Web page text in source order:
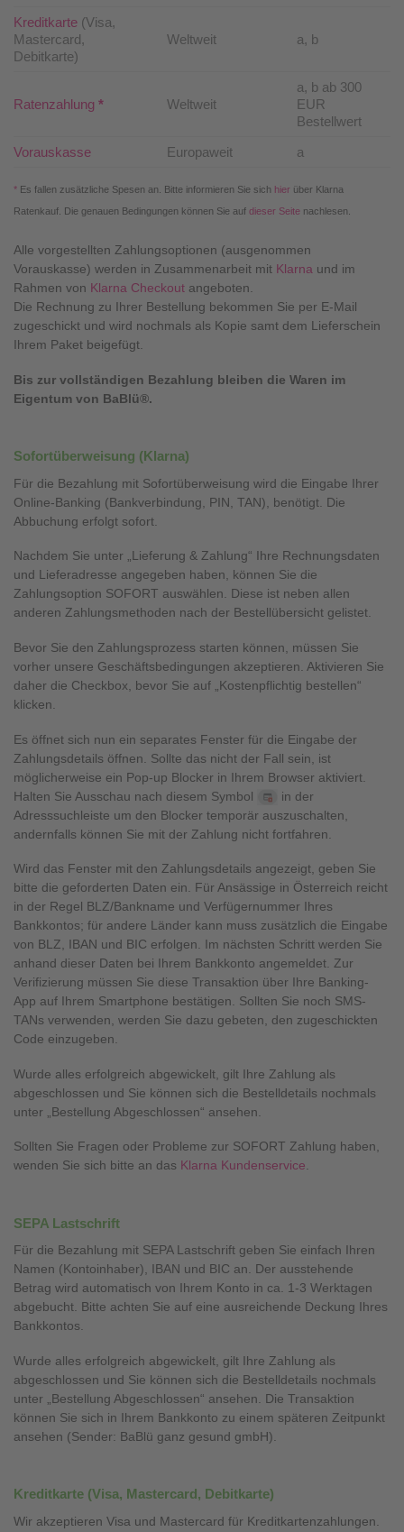
Kreditkarte (Visa,
Mastercard,
Debitkarte)
Weltweit a, b
Ratenzahlung * Weltweit
a, b ab 300
EUR
Bestellwert
Vorauskasse
Europaweit a
* Es fallen zusätzliche Spesen an. Bitte informieren Sie sich hier über Klarna
Ratenkauf. Die genauen Bedingungen können Sie auf dieser Seite nachlesen.
Alle vorgestellten Zahlungsoptionen (ausgenommen
Vorauskasse) werden in Zusammenarbeit mit Klarna und im
Rahmen von Klarna Checkout angeboten.
Die Rechnung zu Ihrer Bestellung bekommen Sie per E-Mail
zugeschickt und wird nochmals als Kopie samt dem Lieferschein
Ihrem Paket beigefügt.
Bis zur vollständigen Bezahlung bleiben die Waren im
Eigentum von BaBlü®.
Sofortüberweisung (Klarna)
Für die Bezahlung mit Sofortüberweisung wird die Eingabe Ihrer
Online-Banking (Bankverbindung, PIN, TAN), benötigt. Die
Abbuchung erfolgt sofort.
Nachdem Sie unter „Lieferung & Zahlung“ Ihre Rechnungsdaten
und Lieferadresse angegeben haben, können Sie die
Zahlungsoption SOFORT auswählen. Diese ist neben allen
anderen Zahlungsmethoden nach der Bestellübersicht gelistet.
Bevor Sie den Zahlungsprozess starten können, müssen Sie
vorher unsere Geschäftsbedingungen akzeptieren. Aktivieren Sie
daher die Checkbox, bevor Sie auf „Kostenpflichtig bestellen“
klicken.
Es öffnet sich nun ein separates Fenster für die Eingabe der
Zahlungsdetails öffnen. Sollte das nicht der Fall sein, ist
möglicherweise ein Pop-up Blocker in Ihrem Browser aktiviert.
Halten Sie Ausschau nach diesem Symbol
in der
Adresssuchleiste um den Blocker temporär auszuschalten,
andernfalls können Sie mit der Zahlung nicht fortfahren.
Wird das Fenster mit den Zahlungsdetails angezeigt, geben Sie
bitte die geforderten Daten ein. Für Ansässige in Österreich reicht
in der Regel BLZ/Bankname und Verfügernummer Ihres
Bankkontos; für andere Länder kann muss zusätzlich die Eingabe
von BLZ, IBAN und BIC erfolgen. Im nächsten Schritt werden Sie
anhand dieser Daten bei Ihrem Bankkonto angemeldet. Zur
Verifizierung müssen Sie diese Transaktion über Ihre Banking-
App auf Ihrem Smartphone bestätigen. Sollten Sie noch SMS-
TANs verwenden, werden Sie dazu gebeten, den zugeschickten
Code einzugeben.
Wurde alles erfolgreich abgewickelt, gilt Ihre Zahlung als
abgeschlossen und Sie können sich die Bestelldetails nochmals
unter „Bestellung Abgeschlossen“ ansehen.
Sollten Sie Fragen oder Probleme zur SOFORT Zahlung haben,
wenden Sie sich bitte an das Klarna Kundenservice.
SEPA Lastschrift
Für die Bezahlung mit SEPA Lastschrift geben Sie einfach Ihren
Namen (Kontoinhaber), IBAN und BIC an. Der ausstehende
Betrag wird automatisch von Ihrem Konto in ca. 1-3 Werktagen
abgebucht. Bitte achten Sie auf eine ausreichende Deckung Ihres
Bankkontos.
Wurde alles erfolgreich abgewickelt, gilt Ihre Zahlung als
abgeschlossen und Sie können sich die Bestelldetails nochmals
unter „Bestellung Abgeschlossen“ ansehen. Die Transaktion
können Sie sich in Ihrem Bankkonto zu einem späteren Zeitpunkt
ansehen (Sender: BaBlü ganz gesund gmbH).
Kreditkarte (Visa, Mastercard, Debitkarte)
Wir akzeptieren Visa und Mastercard für Kreditkartenzahlungen.